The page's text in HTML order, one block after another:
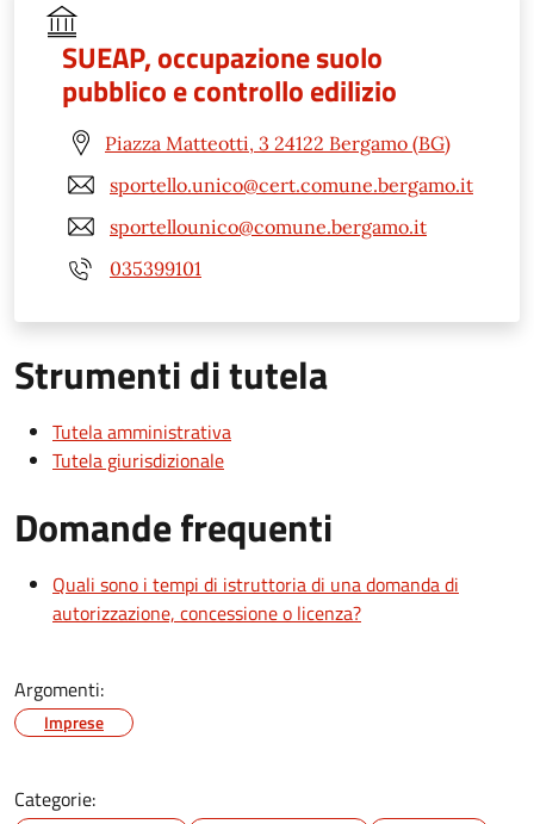
SUEAP, occupazione suolo
pubblico e controllo edilizio
Piazza Matteotti, 3 24122 Bergamo (BG)
sportello.unico@cert.comune.bergamo.it
sportellounico@comune.bergamo.it
035399101
Strumenti di tutela
Tutela amministrativa
Tutela giurisdizionale
Domande frequenti
Quali sono i tempi di istruttoria di una domanda di
autorizzazione, concessione o licenza?
Argomenti:
Imprese
Categorie: